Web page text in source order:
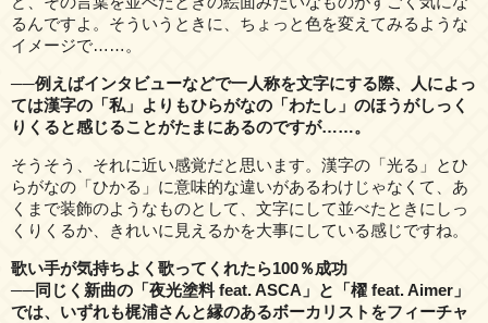
るんですよ。そういうときに、ちょっと色を変えてみるような
イメージで……。
──例えばインタビューなどで一人称を文字にする際、人によっ
ては漢字の「私」よりもひらがなの「わたし」のほうがしっく
りくると感じることがたまにあるのですが……。
そうそう、それに近い感覚だと思います。漢字の「光る」とひ
らがなの「ひかる」に意味的な違いがあるわけじゃなくて、あ
くまで装飾のようなものとして、文字にして並べたときにしっ
くりくるか、きれいに見えるかを大事にしている感じですね。
歌い手が気持ちよく歌ってくれたら100％成功
──同じく新曲の「夜光塗料 feat. ASCA」と「櫂 feat. Aimer」
では、いずれも梶浦さんと縁のあるボーカリストをフィーチャ